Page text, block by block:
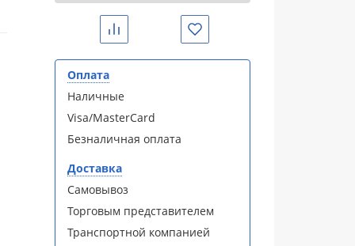
Сравнить Избранное
Оплата
Наличные
Visa/MasterCard
Безналичная оплата
Доставка
Самовывоз
Торговым представителем
Транспортной компанией